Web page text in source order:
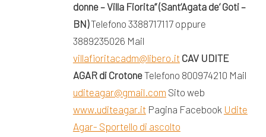
donne – Villa Fiorita”(Sant’Agata de’ Goti –
BN)Telefono 3388717117 oppure
3889235026 Mail
villafioritacadm@libero.it CAV UDITE
AGAR di CrotoneTelefono 800974210 Mail
uditeagar@gmail.com Sito web
www.uditeagar.it Pagina Facebook Udite
Agar- Sportello di ascolto